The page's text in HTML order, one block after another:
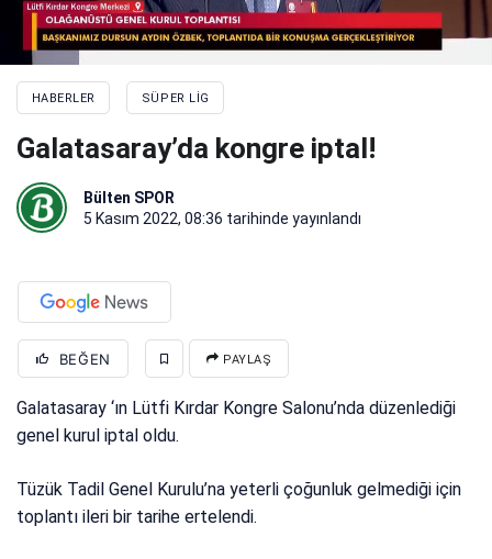
HABERLER SÜPER LIG
Galatasaray’da kongre iptal!
Bülten SPOR
5 Kasım 2022, 08:36 tarihinde yayınlandı
BEĞEN PAYLAŞ
Galatasaray ‘ın Lütfi Kırdar Kongre Salonu’nda düzenlediği
genel kurul iptal oldu.
Tüzük Tadil Genel Kurulu’na yeterli çoğunluk gelmediği için
toplantı ileri bir tarihe ertelendi.